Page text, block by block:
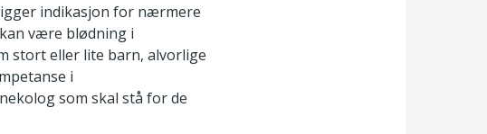
indikasjon for nærmere
være blødning i
stort eller lite barn, alvorlige
i
som skal stå for de